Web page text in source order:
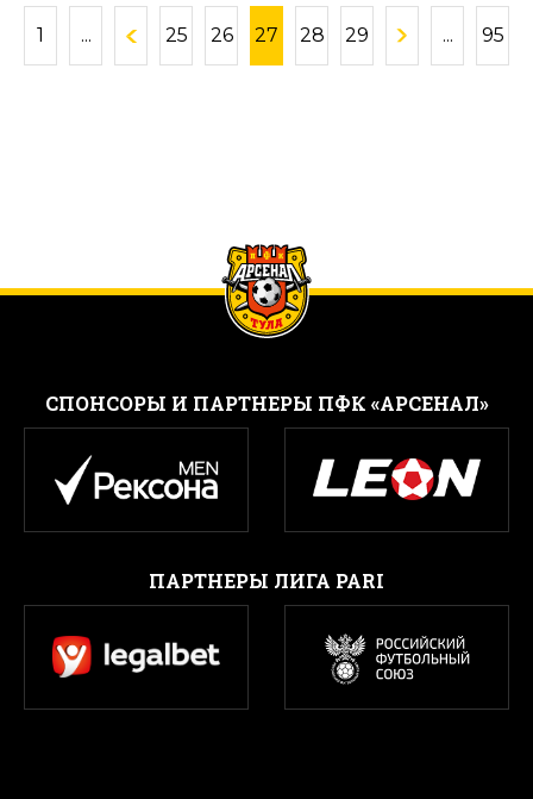
1 ... 25 26 27 28 29 ... 95
CПОНСОРЫ И ПАРТНЕРЫ ПФК «АРСЕНАЛ»
ПАРТНЕРЫ ЛИГА PARI